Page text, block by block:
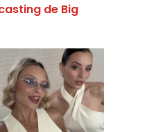
de Big